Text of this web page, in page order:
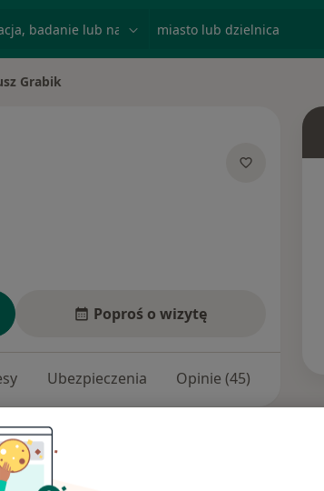
Grabik
Poproś o wizytę
Ubezpieczenia Opinie (45)
traumatolog